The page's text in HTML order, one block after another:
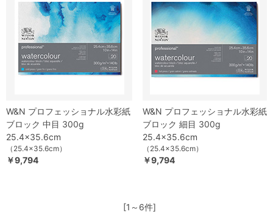
W&N プロフェッショナル水彩紙
ブロック 中目 300g
25.4x35.6cm
（25.4x35.6cm）
￥9,794
W&N プロフェッショナル水彩紙
ブロック 細目 300g
25.4x35.6cm
（25.4x35.6cm）
￥9,794
[1～6件]